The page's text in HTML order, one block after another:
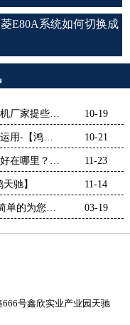
E80A系统如何切换成
厂家提些建
10-19
用-【鸿天
10-21
在哪里？-
11-23
驰】 11-14
单的为您介
03-19
号鑫欣实业产业园天驰